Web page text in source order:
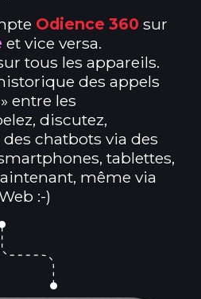
Odience 360 sur
et vice versa.
tous les appareils.
des appels
entre les
discutez,
chatbots via des
tablettes,
même via
:-)